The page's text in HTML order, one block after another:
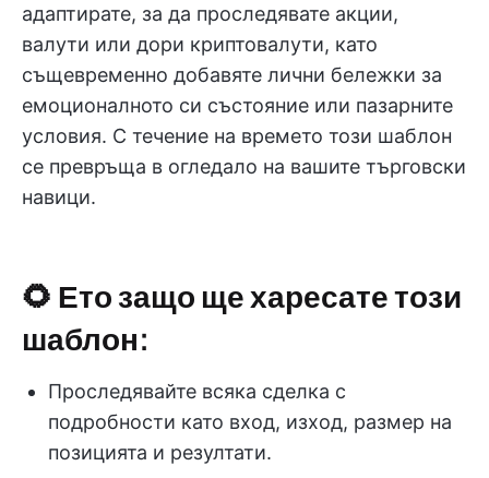
адаптирате, за да проследявате акции,
валути или дори криптовалути, като
същевременно добавяте лични бележки за
емоционалното си състояние или пазарните
условия. С течение на времето този шаблон
се превръща в огледало на вашите търговски
навици.
🌻 Ето защо ще харесате този
шаблон:
Проследявайте всяка сделка с
подробности като вход, изход, размер на
позицията и резултати.